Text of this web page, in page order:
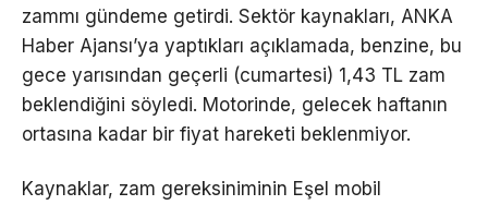
zammı gündeme getirdi. Sektör kaynakları, ANKA
Haber Ajansı’ya yaptıkları açıklamada, benzine, bu
gece yarısından geçerli (cumartesi) 1,43 TL zam
beklendiğini söyledi. Motorinde, gelecek haftanın
ortasına kadar bir fiyat hareketi beklenmiyor.
Kaynaklar, zam gereksiniminin Eşel mobil